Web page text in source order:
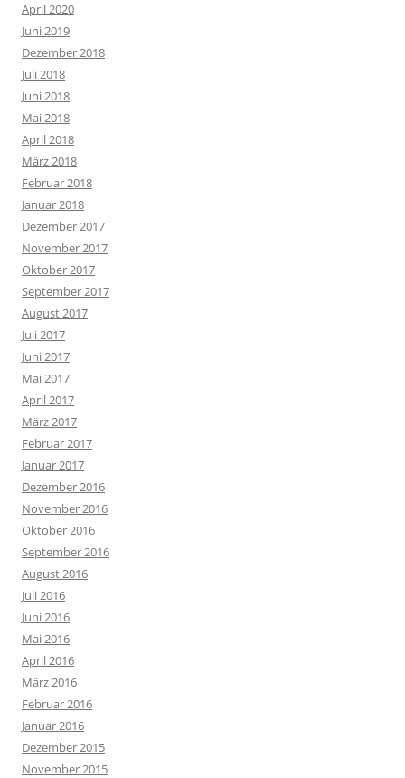
April 2020
Juni 2019
Dezember 2018
Juli 2018
Juni 2018
Mai 2018
April 2018
März 2018
Februar 2018
Januar 2018
Dezember 2017
November 2017
Oktober 2017
September 2017
August 2017
Juli 2017
Juni 2017
Mai 2017
April 2017
März 2017
Februar 2017
Januar 2017
Dezember 2016
November 2016
Oktober 2016
September 2016
August 2016
Juli 2016
Juni 2016
Mai 2016
April 2016
März 2016
Februar 2016
Januar 2016
Dezember 2015
November 2015